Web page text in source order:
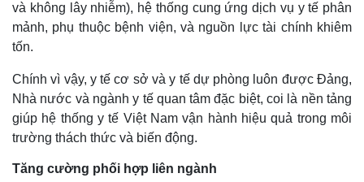
Thế giới
Quan sát
Cuộc sống đó đây
Hồ sơ
Video
Ảnh
E-Magazine
Infographic
và không lây nhiễm), hệ thống cung ứng dịch vụ y tế phân
mảnh, phụ thuộc bệnh viện, và nguồn lực tài chính khiêm
tốn.
Chính vì vậy, y tế cơ sở và y tế dự phòng luôn được Đảng,
Nhà nước và ngành y tế quan tâm đặc biệt, coi là nền tảng
giúp hệ thống y tế Việt Nam vận hành hiệu quả trong môi
trường thách thức và biến động.
Tăng cường phối hợp liên ngành